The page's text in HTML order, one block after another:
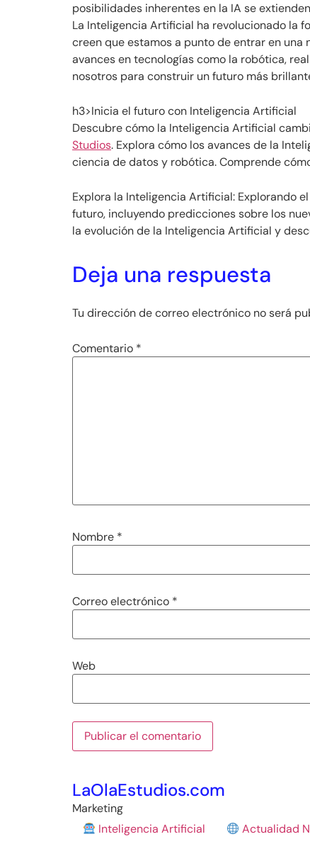
posibilidades inherentes en la IA se
La Inteligencia Artificial ha revolucionado la
creen que estamos a punto de entrar en una
avances en tecnologías como la robótica,
nosotros para construir un futuro más
h3>Inicia el futuro con Inteligencia Artificial
Descubre cómo la Inteligencia Artificial
Studios. Explora cómo los avances de la
ciencia de datos y robótica. Comprende
Explora la Inteligencia Artificial: Explorando
futuro, incluyendo predicciones sobre los
la evolución de la Inteligencia Artificial y
Deja una respuesta
Tu dirección de correo electrónico no será
Comentario *
Nombre *
Correo electrónico *
Web
LaOlaEstudios.com
Marketing
Inteligencia Artificial
Actualidad